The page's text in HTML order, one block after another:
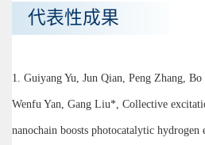
代表性成果
1. Guiyang Yu, Jun Qian, Peng Zhang,
Wenfu Yan, Gang Liu*, Collective
nanochain boosts photocatalytic hydrogen